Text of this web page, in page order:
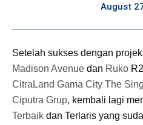
August
Setelah sukses dengan
Madison Avenue dan Ruko
CitraLand Gama City The
Ciputra Grup, kembali lagi
Terbaik dan Terlaris yang